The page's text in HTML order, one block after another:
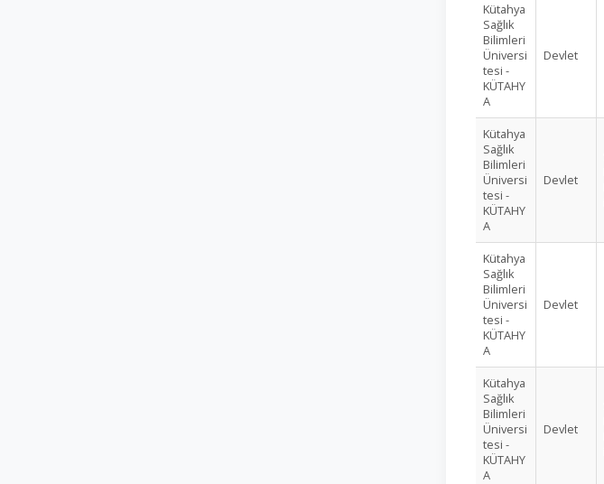
Kütahya
Sağlık
Bilimleri
Üniversi
tesi -
KÜTAHY
A
Devlet
Kütahya
Sağlık
Bilimleri
Üniversi
tesi -
KÜTAHY
A
Devlet
Kütahya
Sağlık
Bilimleri
Üniversi
tesi -
KÜTAHY
A
Devlet
Kütahya
Sağlık
Bilimleri
Üniversi
tesi -
KÜTAHY
A
Devlet